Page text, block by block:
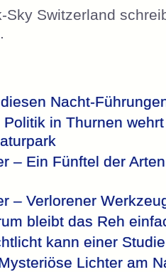
Sky Switzerland
Nacht-
in Thurnen
– Ein Fünftel der
– Verlorener
bleibt das Reh
kann einer
Lichter am